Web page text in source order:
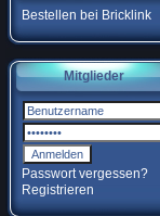
Bestellen bei Bricklink
Mitglieder
Passwort vergessen?
Registrieren